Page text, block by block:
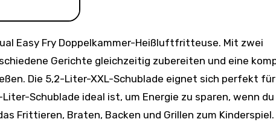
Gerichte gleichzeitig zubereiten und eine
Die 5,2-Liter-XXL-Schublade eignet sich perfekt
Schublade ideal ist, um Energie zu sparen, wenn du
Frittieren, Braten, Backen und Grillen zum Kinderspiel.